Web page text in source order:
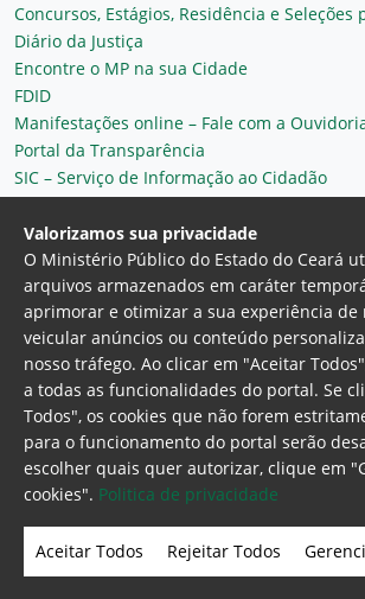
Concursos, Estágios, Residência e Seleções
Diário da Justiça
Encontre o MP na sua Cidade
FDID
Manifestações online – Fale com a
Portal da Transparência
SIC – Serviço de Informação ao Cidadão
Plantão MP do Ceará
Secretaria Geral
Ministério Público do
Procuradoria Geral de
Albuquerque Lima, 130 -
60.822-325 - Fortaleza,
Home Page Intranet Webmail
Valorizamos sua privacidade
O Ministério Público do Estado do Ceará
arquivos armazenados em caráter
aprimorar e otimizar a sua experiência de
veicular anúncios ou conteúdo
nosso tráfego. Ao clicar em "Aceitar
a todas as funcionalidades do portal. Se
Todos", os cookies que não forem
para o funcionamento do portal serão
escolher quais quer autorizar, clique em
cookies". Politica de privacidade
Aceitar Todos Rejeitar Todos